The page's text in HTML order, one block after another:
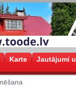
Karte Jautājumi